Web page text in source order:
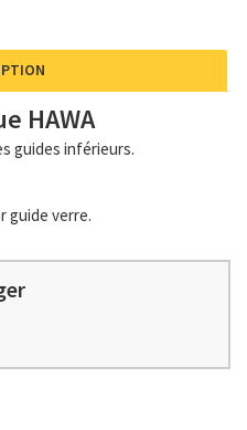
HAWA
guides inférieurs.
guide verre.